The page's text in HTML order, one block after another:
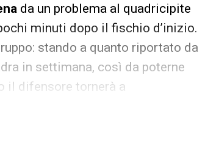
da un problema al quadricipite
minuti dopo il fischio d’inizio.
stando a quanto riportato da
in settimana, così da poterne
il difensore tornerà a